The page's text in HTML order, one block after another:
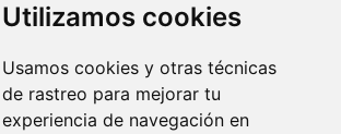
Utilizamos cookies
Usamos cookies y otras técnicas
de rastreo para mejorar tu
experiencia de navegación en